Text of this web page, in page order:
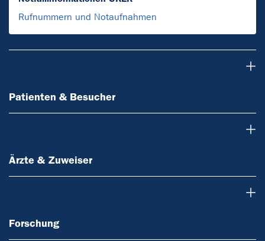
Rufnummern und Notaufnahmen
Patienten & Besucher
Ärzte & Zuweiser
Forschung